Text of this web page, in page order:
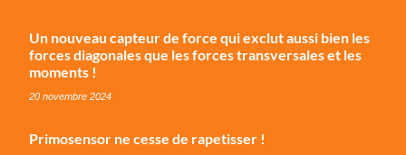
Un nouveau capteur de force qui exclut aussi bien les
forces diagonales que les forces transversales et les
moments !
20 novembre 2024
Primosensor ne cesse de rapetisser !